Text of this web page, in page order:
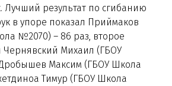
Лучший результат по сгибанию
в упоре показал Приймаков
№2070) – 86 раз, второе
Чернявский Михаил (ГБОУ
Максим (ГБОУ Школа
Тимур (ГБОУ Школа